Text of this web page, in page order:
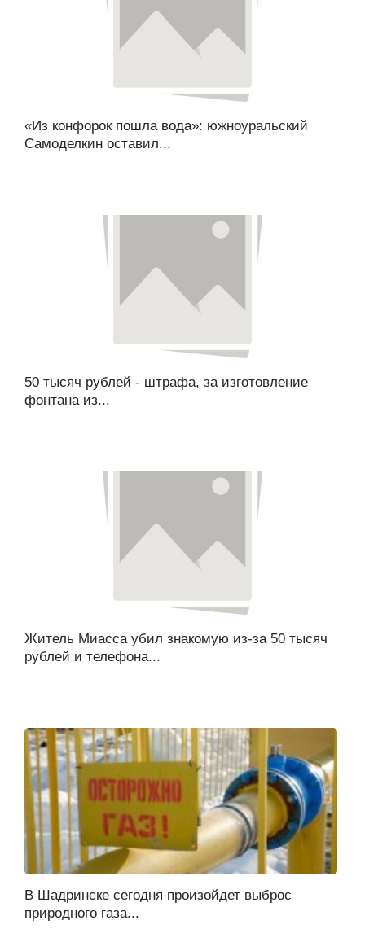
«Из конфорок пошла вода»: южноуральский
Самоделкин оставил...
50 тысяч рублей - штрафа, за изготовление
фонтана из...
Житель Миасса убил знакомую из-за 50 тысяч
рублей и телефона...
В Шадринске сегодня произойдет выброс
природного газа...